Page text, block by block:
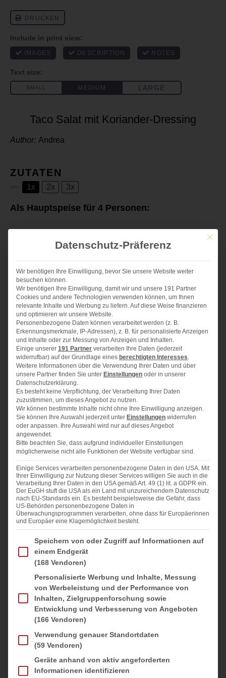
Taco Salat mit Koriander-Dressing
Author: Andrea
ZUTATEN
1x 2x 3x
Als Hauptspeise für 4 Personen:
500 gBio-Hackfleisch (ich hatte halb und halb, Ihr nehmt,
was Ihr am liebs
Knoblauchzehe
EL Taco-Gewürz (Fertigmischung)
Salat
Romana-Salat-Herzen
150 gCherry Tomaten
100 gCheddar-Käse
kleine Dose Mais
Dose Kidney-Bohnen
– 2 Avocados
Frühlingszwiebeln
Vinaigrette:
Schalotte
Bund Koriander (oder glatte Petersilie, wer keinen
Koriander mag)
Knoblauchzehe
EL Ahornsirup
EL Rotweinessig
ml Olivenöl
TL Salz
Frisch gemahlener Pfeffer
Sriracha nach Belieben
Abschmecken mit Pfeffer, Salz und Sriracha
Mit
Datenschutz-Präferenz
Wir benötigen Ihre Einwilligung, bevor Sie unsere Website weiter
besuchen können.
Wir benötigen Ihre Einwilligung, damit wir und unsere 191 Partner
Cookies und andere Technologien verwenden können, um Ihnen
relevante Inhalte und Werbung zu liefern. Auf diese Weise finanzieren
und optimieren wir unsere Website.
Personenbezogene Daten können verarbeitet werden (z. B.
Erkennungsmerkmale, IP-Adressen), z. B. für personalisierte Anzeigen
und Inhalte oder zur Messung von Anzeigen und Inhalten.
Einige unserer 191 Partner verarbeiten Ihre Daten (jederzeit
widerrufbar) auf der Grundlage eines berechtigten Interesses.
Weitere Informationen über die Verwendung Ihrer Daten und über
unsere Partner finden Sie unter Einstellungen oder in unserer
Datenschutzerklärung.
Es besteht keine Verpflichtung, der Verarbeitung Ihrer Daten
zuzustimmen, um dieses Angebot zu nutzen.
Wir können bestimmte Inhalte nicht ohne Ihre Einwilligung anzeigen.
Sie können Ihre Auswahl jederzeit unter Einstellungen widerrufen
oder anpassen. Ihre Auswahl wird nur auf dieses Angebot
angewendet.
Bitte beachten Sie, dass aufgrund individueller Einstellungen
möglicherweise nicht alle Funktionen der Website verfügbar sind.
Einige Services verarbeiten personenbezogene Daten in den USA. Mit
Ihrer Einwilligung zur Nutzung dieser Services willigen Sie auch in die
Verarbeitung Ihrer Daten in den USA gemäß Art. 49 (1) lit. a GDPR ein.
Der EuGH stuft die USA als ein Land mit unzureichendem Datenschutz
nach EU-Standards ein. Es besteht beispielsweise die Gefahr, dass
US-Behörden personenbezogene Daten in
Überwachungsprogrammen verarbeiten, ohne dass für Europäerinnen
und Europäer eine Klagemöglichkeit besteht.
Im Folgenden finden Sie eine Liste der Zwecke des IAB Transparency and
Speichern von oder Zugriff auf Informationen auf
einem Endgerät
(168 Vendoren)
Personalisierte Werbung und Inhalte, Messung
von Werbeleistung und der Performance von
Inhalten, Zielgruppenforschung sowie
Entwicklung und Verbesserung von Angeboten
(166 Vendoren)
Verwendung genauer Standortdaten
(59 Vendoren)
Geräte anhand von aktiv angeforderten
Informationen identifizieren